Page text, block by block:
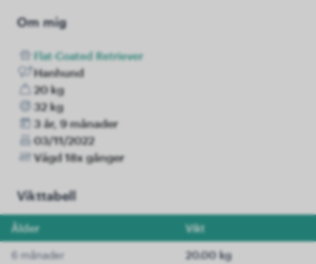
Om mig
Flat-Coated Retriever
Hanhund
20 kg
32 kg
3 år, 9 månader
03/11/2022
Vägd 18x gånger
Vikttabell
Ålder Vikt
6 månader 20.00 kg